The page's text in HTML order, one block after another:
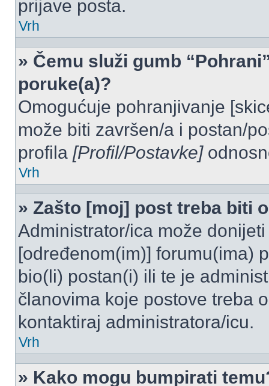
prijave posta.
Vrh
» Čemu služi gumb
poruke(a)?
Omogućuje pohranjivanje
može biti završen/a i postan/
profila [Profil/Postavke]
Vrh
» Zašto [moj] post treba biti
Administrator/ica može
[određenom(im)] forumu(ima)
bio(li) postan(i) ili te je
članovima koje postove treba
kontaktiraj administratora/icu.
Vrh
» Kako mogu bumpirati